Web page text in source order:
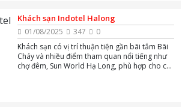
Khách sạn Indotel Halong
01/08/2025 347
0
Khách sạn có vị trí thuận tiện gần bãi tắm Bãi
Cháy và nhiều điểm tham quan nổi tiếng như
chợ đêm, Sun World Hạ Long, phù hợp cho cả